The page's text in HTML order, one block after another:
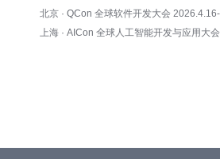
北京 · QCon 全球软件开发大会
上海 · AICon 全球人工智能开发与应用大